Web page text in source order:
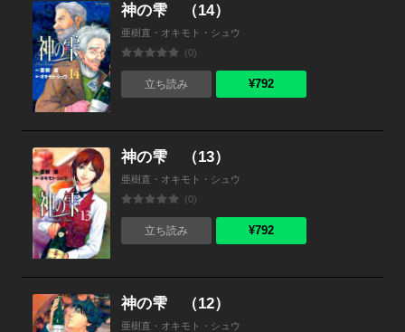
神の雫 （14）
亜樹直・オキモト・シュウ
(0)
立ち読み ¥792
神の雫 （13）
亜樹直・オキモト・シュウ
(0)
立ち読み ¥792
神の雫 （12）
亜樹直・オキモト・シュウ